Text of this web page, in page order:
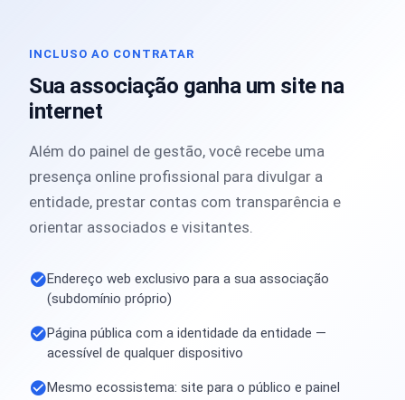
INCLUSO AO CONTRATAR
Sua associação ganha um site na
internet
Além do painel de gestão, você recebe uma
presença online profissional para divulgar a
entidade, prestar contas com transparência e
orientar associados e visitantes.
Endereço web exclusivo para a sua associação
(subdomínio próprio)
Página pública com a identidade da entidade —
acessível de qualquer dispositivo
Mesmo ecossistema: site para o público e painel